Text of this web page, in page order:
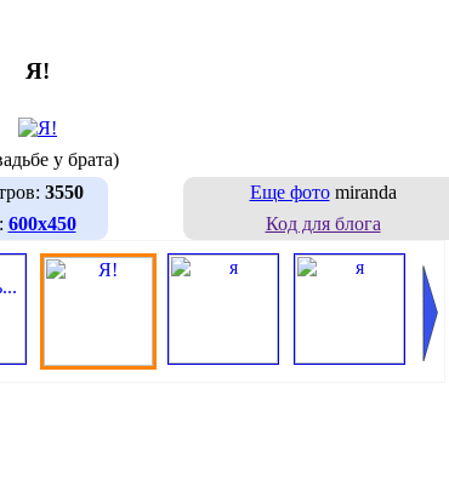
Я!
у брата)
3550
600х450
Еще фотоmiranda
Код для блога